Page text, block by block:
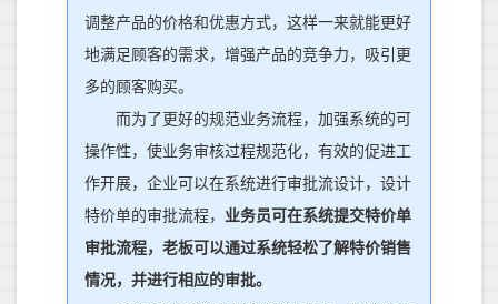
调整产品的价格和优惠方式， 这样一来就能更好
地满足顾客的需求，增强产品的竞争力，吸引更
多的顾客购买。
而为了更好的规范业务流程，加强系统的可
操作性，使业务审核过程规范化，有效的促进工
作开展，企业可以在系统进行审批流设计，设计
特价单的审批流程， 业务员可在系统提交特价单
审批流程，老板可以通过系统轻松了解特价销售
情况，并进行相应的审批。